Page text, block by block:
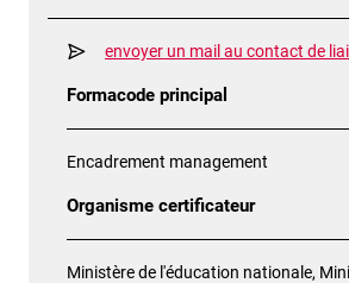
envoyer un mail au contact de
Formacode principal
Encadrement management
Organisme certificateur
Ministère de l'éducation nationale,